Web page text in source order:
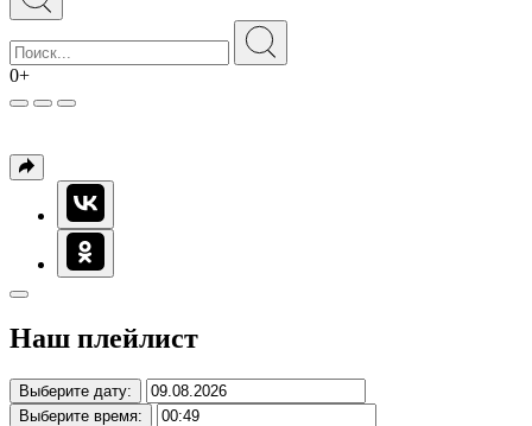
0+
Наш плейлист
Выберите дату:
Выберите время: